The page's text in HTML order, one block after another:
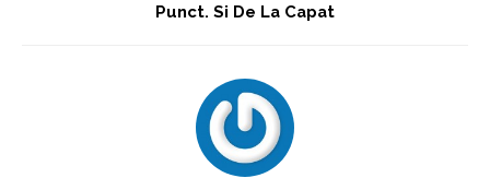
Punct. Si De La Capat